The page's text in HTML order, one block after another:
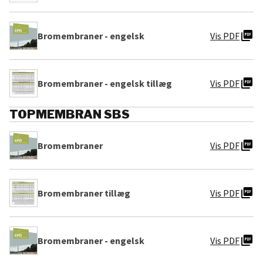
Bromembraner - engelsk Vis PDFpicture_as_pdf
Bromembraner - engelsk tillæg Vis PDFpicture_as_pdf
TOPMEMBRAN SBS
Bromembraner Vis PDFpicture_as_pdf
Bromembraner tillæg Vis PDFpicture_as_pdf
Bromembraner - engelsk Vis PDFpicture_as_pdf